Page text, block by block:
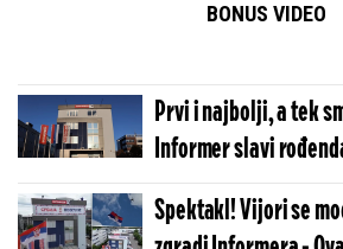
BONUS VIDEO
Prvi i najbolji, a tek
Informer slavi
poverenje, vraćamo
Spektakl! Vijori se